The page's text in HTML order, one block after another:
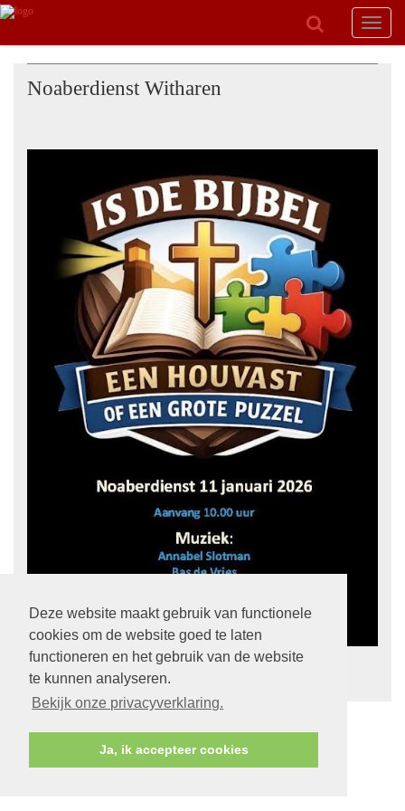
Deze website maakt gebruik van functionele
cookies om de website goed te laten
functioneren en het gebruik van de website
te kunnen analyseren.
Bekijk onze privacyverklaring.
Ja, ik accepteer cookies
Toggle
Noaberdienst Witharen
terug